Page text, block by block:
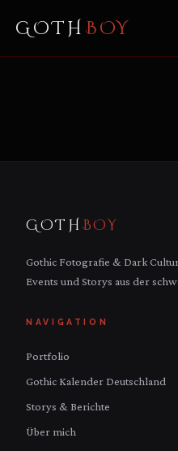
GOTH BOY
GOTH BOY
Gothic Fotografie & Dark
Events und Storys aus der
NAVIGATION
Portfolio
Gothic Kalender Deutschland
Storys & Berichte
Über mich